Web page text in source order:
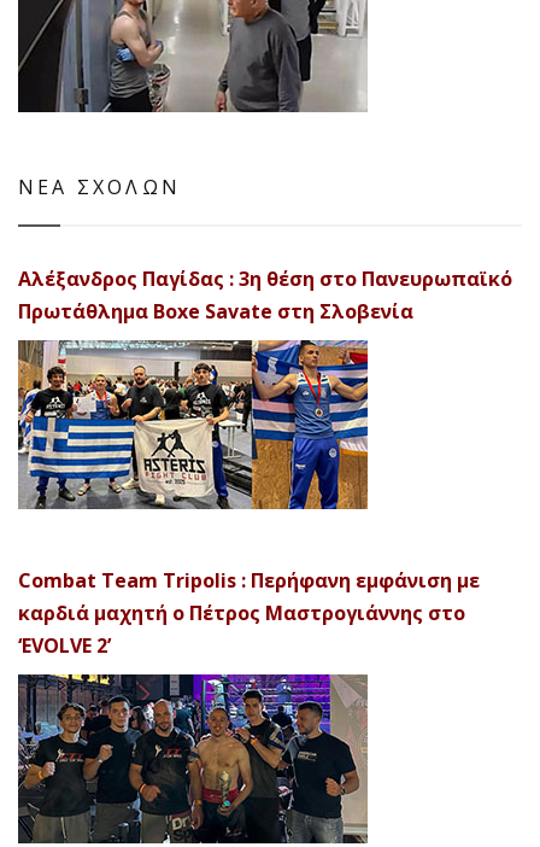
ΝΕΑ ΣΧΟΛΩΝ
Αλέξανδρος Παγίδας : 3η θέση στο Πανευρωπαϊκό
Πρωτάθλημα Boxe Savate στη Σλοβενία
Combat Team Tripolis : Περήφανη εμφάνιση με
καρδιά μαχητή ο Πέτρος Μαστρογιάννης στο
‘EVOLVE 2’